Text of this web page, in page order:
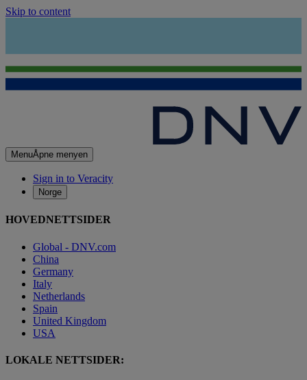
Skip to content
MenuÅpne menyen
Sign in to Veracity
Norge
HOVEDNETTSIDER
Global - DNV.com
China
Germany
Italy
Netherlands
Spain
United Kingdom
USA
LOKALE NETTSIDER: